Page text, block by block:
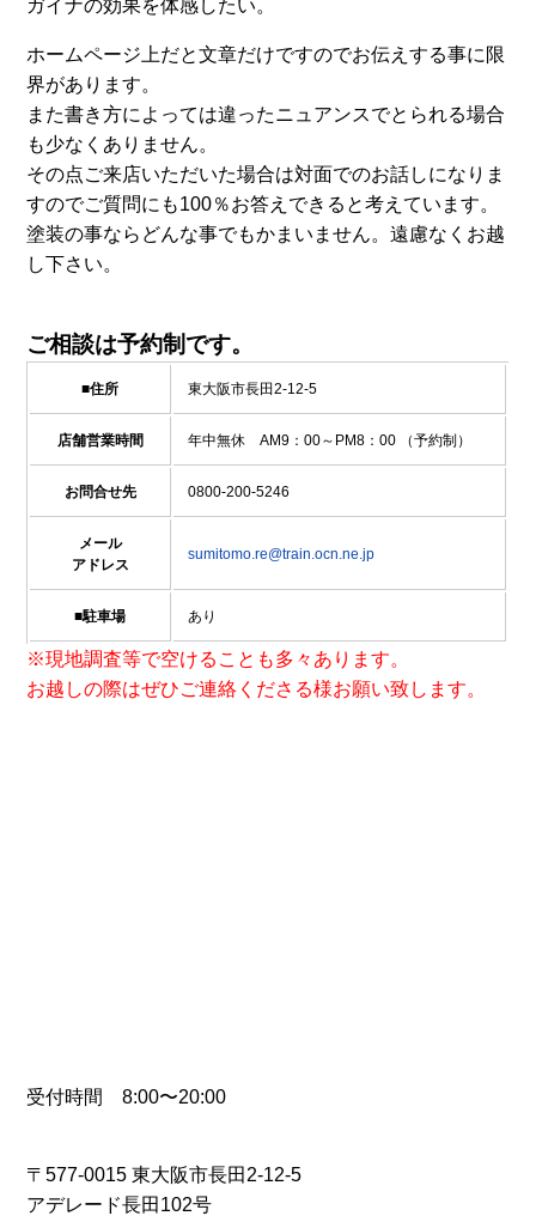
ガイナの効果を体感したい。
ホームページ上だと文章だけですのでお伝えする事に限
界があります。
また書き方によっては違ったニュアンスでとられる場合
も少なくありません。
その点ご来店いただいた場合は対面でのお話しになりま
すのでご質問にも100％お答えできると考えています。
塗装の事ならどんな事でもかまいません。遠慮なくお越
し下さい。
ご相談は予約制です。
■住所 東大阪市長田2-12-5
店舗営業時間 年中無休 AM9：00～PM8：00 （予約制）
お問合せ先 0800-200-5246
メール
アドレス
sumitomo.re@train.ocn.ne.jp
■駐車場 あり
※現地調査等で空けることも多々あります。
お越しの際はぜひご連絡くださる様お願い致します。
受付時間 8:00〜20:00
〒577-0015 東大阪市長田2-12-5
アデレード長田102号